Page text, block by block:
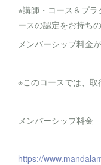
※講師・コース＆プ
ースの認定をお持ちの
メンバーシップ料金
※このコースでは、取
メンバーシップ料金
https://